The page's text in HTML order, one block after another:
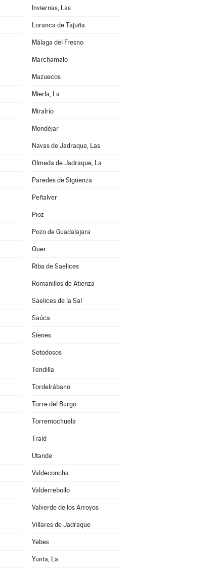
Inviernas, Las
Loranca de Tajuña
Málaga del Fresno
Marchamalo
Mazuecos
Mierla, La
Miralrío
Mondéjar
Navas de Jadraque, Las
Olmeda de Jadraque, La
Paredes de Sigüenza
Peñalver
Pioz
Pozo de Guadalajara
Quer
Riba de Saelices
Romanillos de Atienza
Saelices de la Sal
Saúca
Sienes
Sotodosos
Tendilla
Tordelrábano
Torre del Burgo
Torremochuela
Traíd
Utande
Valdeconcha
Valderrebollo
Valverde de los Arroyos
Villares de Jadraque
Yebes
Yunta, La